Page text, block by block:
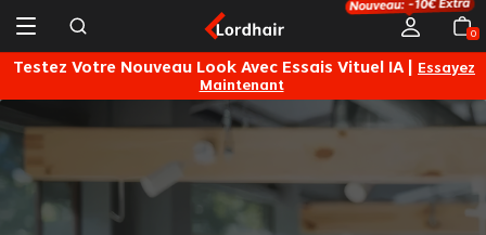
0
Testez Votre Nouveau Look Avec Essais Vituel IA |
Essayez
Maintenant